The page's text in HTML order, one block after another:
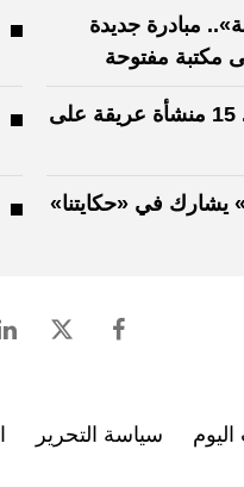
مبادرة جديدة
مكتبة مفتوحة
«كنوز المدينة».. 15 منشأة عريقة على
يشارك في «حكايتنا»
سياسة التحرير